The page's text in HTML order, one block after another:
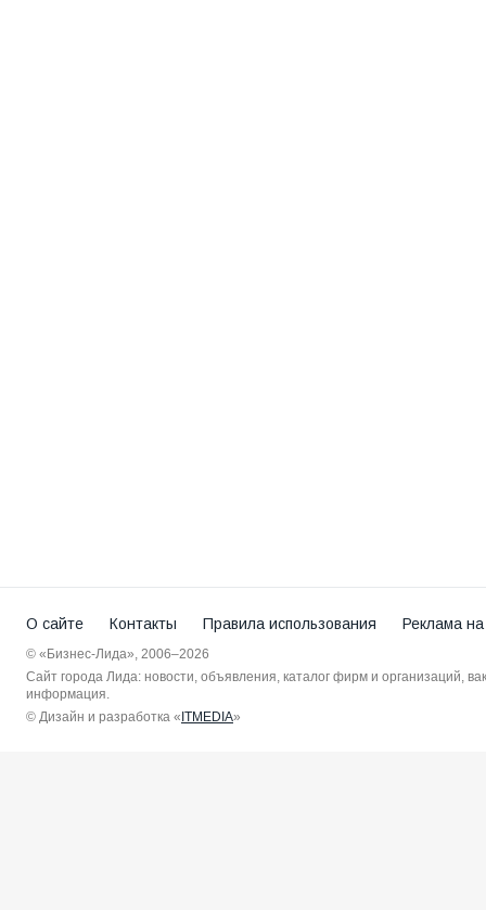
О сайте Контакты Правила использования Реклама
© «Бизнес-Лида», 2006–2026
Сайт города Лида: новости, объявления, каталог фирм и организаций,
информация.
© Дизайн и разработка «ITMEDIA»